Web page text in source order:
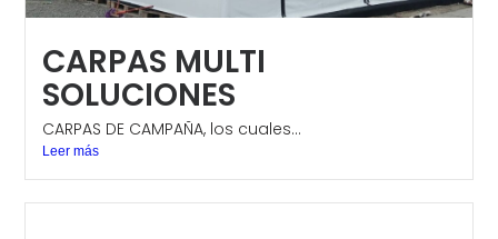
CARPAS MULTI
SOLUCIONES
CARPAS DE CAMPAÑA, los cuales...
Leer más